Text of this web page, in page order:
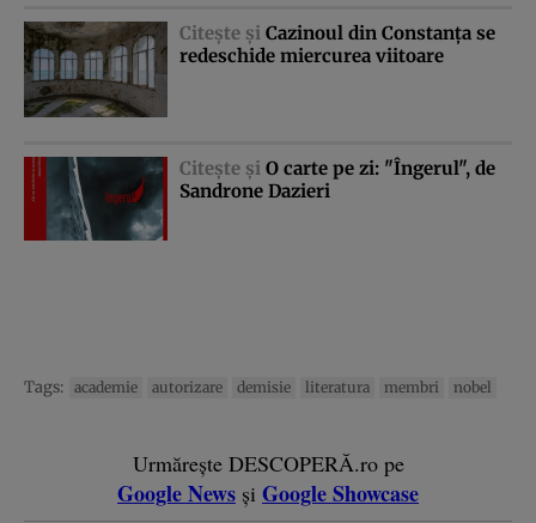
Citeşte şi Cazinoul din Constanţa se
redeschide miercurea viitoare
Citeşte şi O carte pe zi: "Îngerul", de
Sandrone Dazieri
Tags: academie autorizare demisie literatura membri nobel
Urmărește DESCOPERĂ.ro pe
Google News și Google Showcase